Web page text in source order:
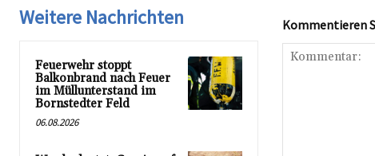
Weitere Nachrichten
Feuerwehr stoppt
Balkonbrand nach Feuer
im Müllunterstand im
Bornstedter Feld
06.08.2026
Kommentieren